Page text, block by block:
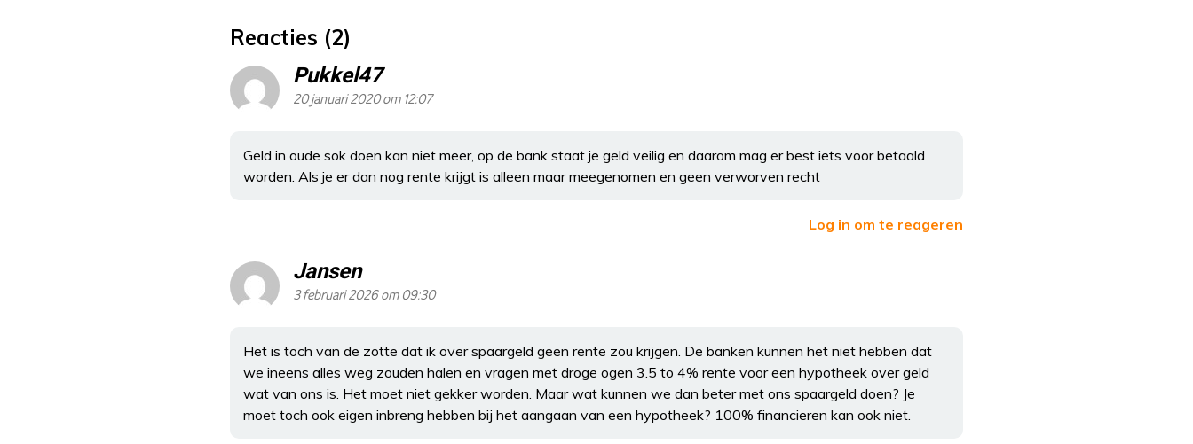
Reacties (2)
Pukkel47
20 januari 2020 om 12:07
Geld in oude sok doen kan niet meer, op de bank staat je geld veilig en daarom mag er best iets voor betaald
worden. Als je er dan nog rente krijgt is alleen maar meegenomen en geen verworven recht
Log in om te reageren
Jansen
3 februari 2026 om 09:30
Het is toch van de zotte dat ik over spaargeld geen rente zou krijgen. De banken kunnen het niet hebben dat
we ineens alles weg zouden halen en vragen met droge ogen 3.5 to 4% rente voor een hypotheek over geld
wat van ons is. Het moet niet gekker worden. Maar wat kunnen we dan beter met ons spaargeld doen? Je
moet toch ook eigen inbreng hebben bij het aangaan van een hypotheek? 100% financieren kan ook niet.